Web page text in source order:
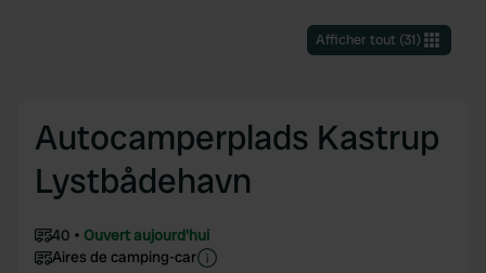
Afficher tout(31)
Autocamperplads Kastrup
Lystbådehavn
40
Ouvert aujourd'hui
Aires de camping-car